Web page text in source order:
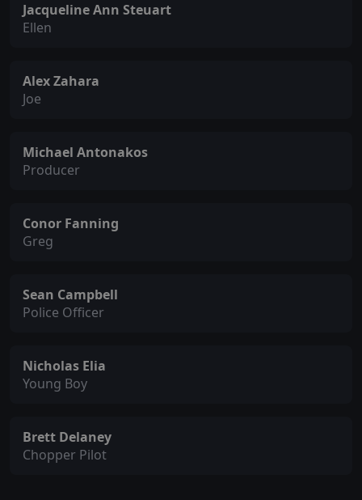
Jacqueline Ann Steuart
Ellen
Alex Zahara
Joe
Michael Antonakos
Producer
Conor Fanning
Greg
Sean Campbell
Police Officer
Nicholas Elia
Young Boy
Brett Delaney
Chopper Pilot